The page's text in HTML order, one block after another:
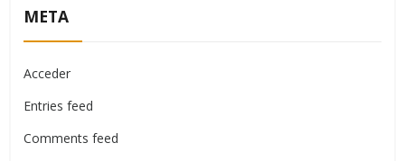
META
Acceder
Entries feed
Comments feed